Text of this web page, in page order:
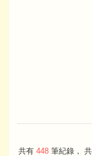
共有 448 筆紀錄， 共